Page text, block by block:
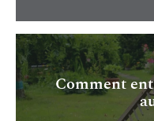
Comment